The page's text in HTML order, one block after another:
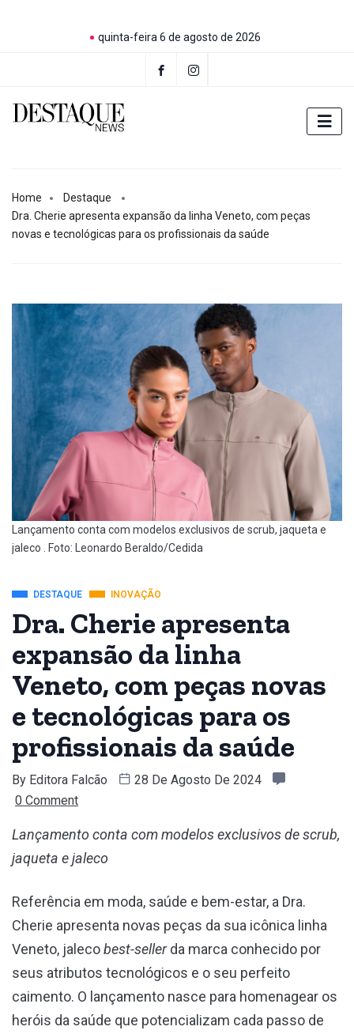
quinta-feira 6 de agosto de 2026
Home
Destaque
Dra. Cherie apresenta expansão da linha Veneto, com peças
novas e tecnológicas para os profissionais da saúde
Lançamento conta com modelos exclusivos de scrub, jaqueta e
jaleco . Foto: Leonardo Beraldo/Cedida
DESTAQUE INOVAÇÃO
Dra. Cherie apresenta
expansão da linha
Veneto, com peças novas
e tecnológicas para os
profissionais da saúde
By Editora Falcão
28 De Agosto De 2024
0 Comment
Lançamento conta com modelos exclusivos de scrub,
jaqueta e jaleco
Referência em moda, saúde e bem-estar, a Dra.
Cherie apresenta novas peças da sua icônica linha
Veneto, jalecobest-sellerda marca conhecido por
seus atributos tecnológicos e o seu perfeito
caimento. O lançamento nasce para homenagear os
heróis da saúde que potencializam cada passo de